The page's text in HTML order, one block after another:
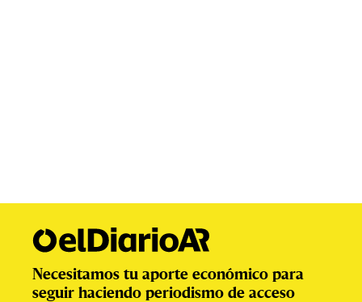
Necesitamos tu aporte económico para
seguir haciendo periodismo de acceso